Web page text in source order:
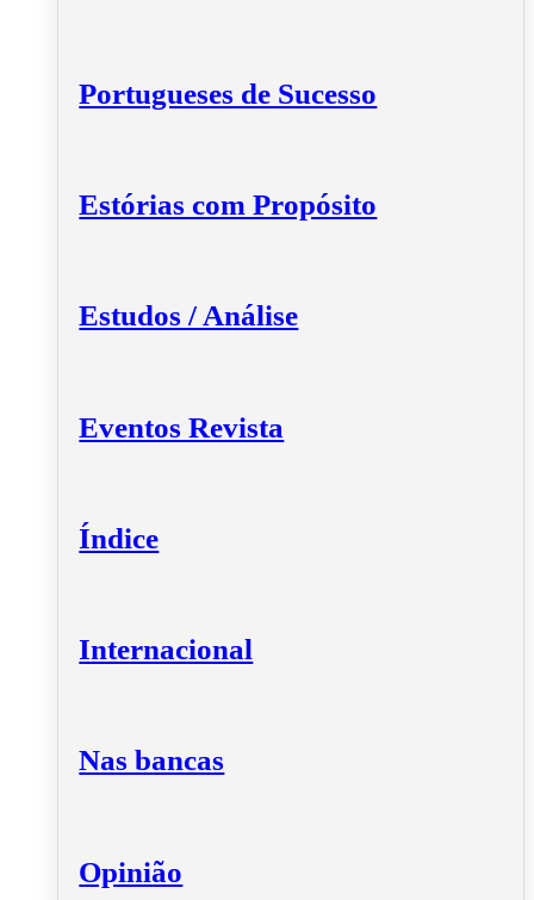
Portugueses de Sucesso
Estórias com Propósito
Estudos / Análise
Eventos Revista
Índice
Internacional
Nas bancas
Opinião